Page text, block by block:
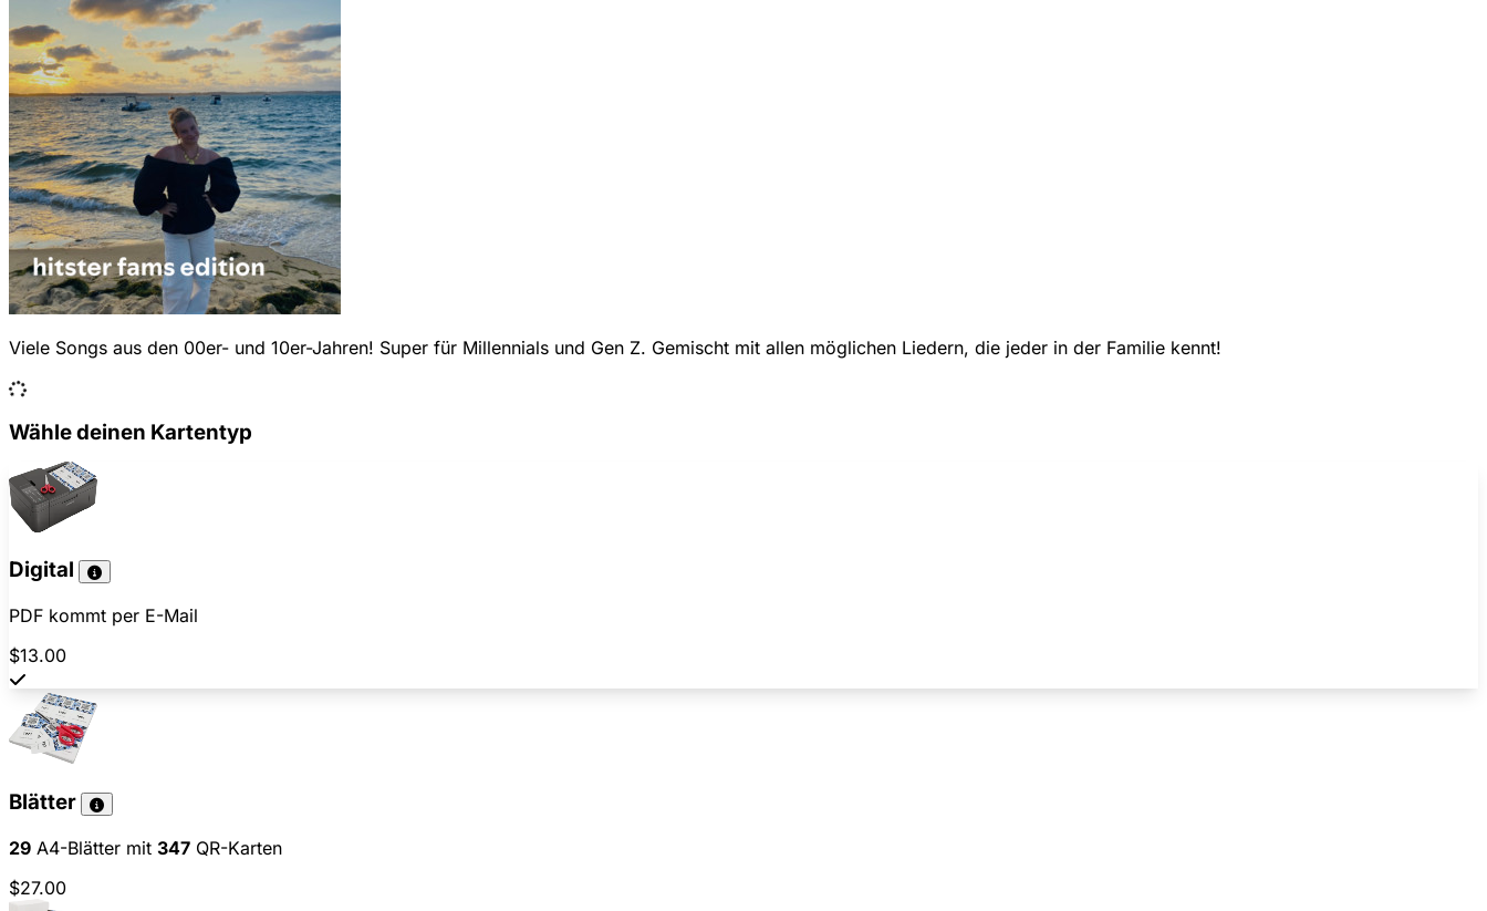
Viele Songs aus den 00er- und 10er-Jahren! Super für Millennials und Gen Z. Gemischt mit allen möglichen Liedern, die jeder in der Familie kennt!
Wähle deinen Kartentyp
Digital
PDF kommt per E-Mail
$13.00
Blätter
29 A4-Blätter mit 347 QR-Karten
$27.00